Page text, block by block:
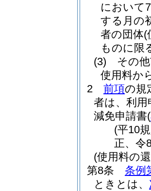
において
する月の
者の団体(
ものに限
(3)
その
使用料か
2
前項の規
者は、利
減免申請書(
(平10
正、令
(使用料の
第8条
条例
ときとは、